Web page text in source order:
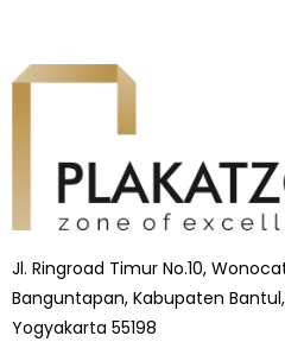
Jl. Ringroad Timur No.10,
Banguntapan, Kabupaten
Yogyakarta 55198